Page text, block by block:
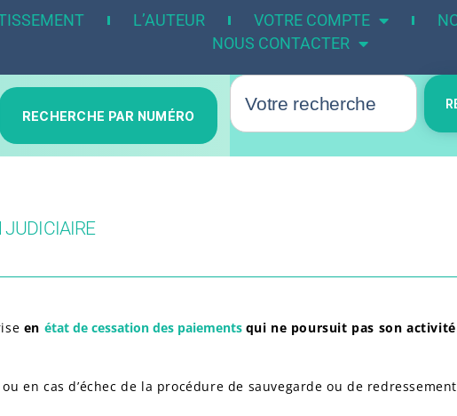
L’AUTEUR VOTRE COMPTE
NOUS CONTACTER
RECHERCHE PAR NUMÉRO
JUDICIAIRE
en état de cessation des paiements qui ne poursuit pas son activité
en cas d’échec de la procédure de sauvegarde ou de